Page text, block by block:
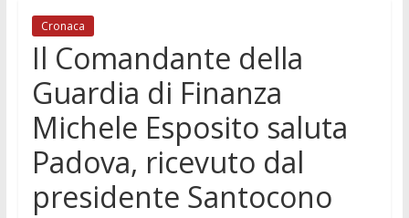
Cronaca
Il Comandante della
Guardia di Finanza
Michele Esposito saluta
Padova, ricevuto dal
presidente Santocono